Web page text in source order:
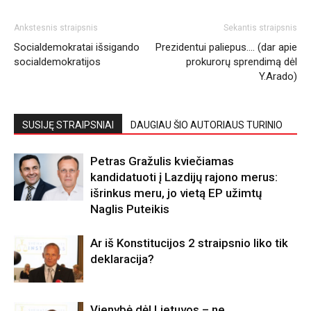
Ankstesnis straipsnis
Socialdemokratai išsigando
socialdemokratijos
Sekantis straipsnis
Prezidentui paliepus…. (dar apie
prokurorų sprendimą dėl
Y.Arado)
SUSIJĘ STRAIPSNIAI DAUGIAU ŠIO AUTORIAUS TURINIO
Petras Gražulis kviečiamas
kandidatuoti į Lazdijų rajono merus:
išrinkus meru, jo vietą EP užimtų
Naglis Puteikis
Ar iš Konstitucijos 2 straipsnio liko tik
deklaracija?